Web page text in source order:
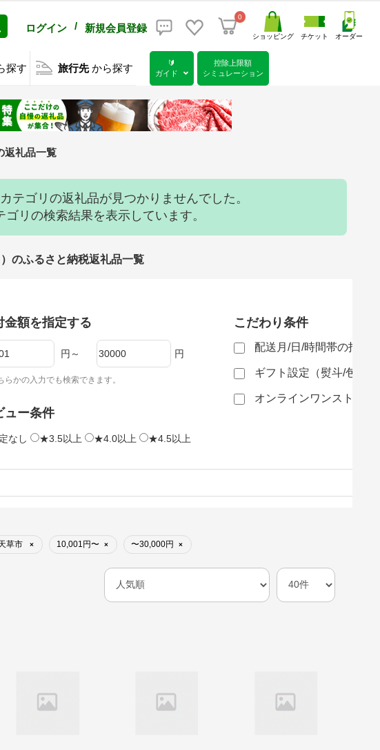
ログイン / 新規会員登録
0
ショッピング チケット オーダー
探す 旅行先 から探す
🔰
ガイド
控除上限額
シミュレーション
返礼品一覧
テゴリの返礼品が見つかりませんでした。
ゴリの検索結果を表示しています。
のふるさと納税返礼品一覧
金額を指定する
円～ 円
かの入力でも検索できます。
ュー条件
なし ★3.5以上 ★4.0以上 ★4.5以上
こだわり条件
配送月/日/時間帯の指定
ギフト設定（熨斗/包装
オンラインワンストップ
草市 × 10,001円〜 × 〜30,000円 ×